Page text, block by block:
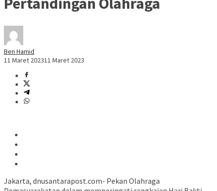
Ben Hamid
11 Maret 202311 Maret 2023
Jakarta, dnusantarapost.com- Pekan Olahraga